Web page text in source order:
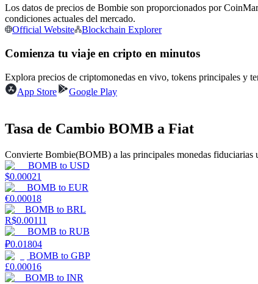
Copiar Trading
Conviértete en un Trader de Copia
Disfruta del reparto de beneficios y comisiones de copy
Los datos de precios de Bombie son proporcionados por
condiciones actuales del mercado.
Official Website
Blockchain Explorer
Comienza tu viaje en cripto en minutos
Explora precios de criptomonedas en vivo, tokens principales y
App Store
Google Play
Tasa de Cambio BOMB a Fiat
Convierte Bombie(BOMB) a las principales monedas fiduciarias
BOMB to USD
$0.00021
BOMB to EUR
€0.00018
BOMB to BRL
R$0.00111
BOMB to RUB
₽0.01804
BOMB to GBP
£0.00016
BOMB to INR